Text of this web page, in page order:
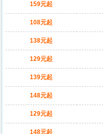
159元起
108元起
138元起
129元起
139元起
148元起
129元起
148元起